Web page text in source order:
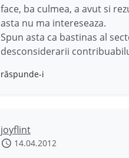
face, ba culmea, a avut si
asta nu ma intereseaza.
Spun asta ca bastinas al
desconsiderarii
răspunde-i
joyflint
14.04.2012